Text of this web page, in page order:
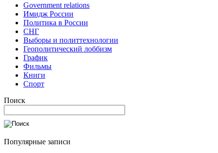
Government relations
Имидж России
Политика в России
СНГ
Выборы и политтехнологии
Геополитический лоббизм
График
Фильмы
Книги
Спорт
Поиск
Популярные записи